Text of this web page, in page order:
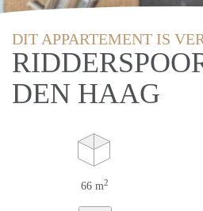
DIT APPARTEMENT IS
DEN HAAG
66 m2